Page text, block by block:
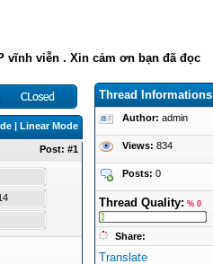
vĩnh viễn . Xin cảm ơn bạn đã đọc
Thread Informations
Author: admin
Views: 834
Posts: 0
Thread Quality: % 0
Share:
Translate
|Linear Mode
Post:#1